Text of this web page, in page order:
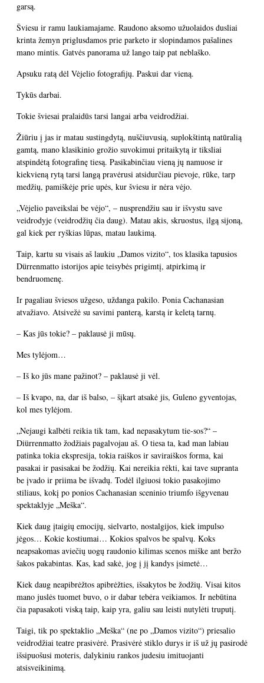
garsą.
Šviesu ir ramu laukiamajame. Raudono aksomo užuolaidos dusliai
krinta žemyn priglusdamos prie parketo ir slopindamos pašalines
mano mintis. Gatvės panorama už lango taip pat neblaško.
Apsuku ratą dėl Vėjelio fotografijų. Paskui dar vieną.
Tykūs darbai.
Tokie šviesai pralaidūs tarsi langai arba veidrodžiai.
Žiūriu į jas ir matau sustingdytą, nuščiuvusią, suplokštintą natūralią
gamtą, mano klasikinio grožio suvokimui pritaikytą ir tiksliai
atspindėtą fotografinę tiesą. Pasikabinčiau vieną jų namuose ir
kiekvieną rytą tarsi langą pravėrusi atsidurčiau pievoje, rūke, tarp
medžių, pamiškėje prie upės, kur šviesu ir nėra vėjo.
„Vėjelio paveikslai be vėjo“, – nusprendžiu sau ir išvystu save
veidrodyje (veidrodžių čia daug). Matau akis, skruostus, ilgą sijoną,
gal kiek per ryškias lūpas, matau laukimą.
Taip, kartu su visais aš laukiu „Damos vizito“, tos klasika tapusios
Dürrenmatto istorijos apie teisybės prigimtį, atpirkimą ir
bendruomenę.
Ir pagaliau šviesos užgeso, uždanga pakilo. Ponia Cachanasian
atvažiavo. Atsivežė su savimi panterą, karstą ir keletą tarnų.
– Kas jūs tokie? – paklausė ji mūsų.
Mes tylėjom…
– Iš ko jūs mane pažinot? – paklausė ji vėl.
– Iš kvapo, na, dar iš balso, – šįkart atsakė jis, Guleno gyventojas,
kol mes tylėjom.
„Nejaugi kalbėti reikia tik tam, kad nepasakytum tie-sos?“ –
Diürrenmatto žodžiais pagalvojau aš. O tiesa ta, kad man labiau
patinka tokia ekspresija, tokia raiškos ir saviraiškos forma, kai
pasakai ir pasisakai be žodžių. Kai nereikia rėkti, kai tave supranta
be įvado ir priima be išvadų. Todėl ilgiuosi tokio pasakojimo
stiliaus, kokį po ponios Cachanasian sceninio triumfo išgyvenau
spektaklyje „Meška“.
Kiek daug įtaigių emocijų, sielvarto, nostalgijos, kiek impulso
jėgos… Kokie kostiumai… Kokios spalvos be spalvų. Koks
neapsakomas aviečių uogų raudonio kilimas scenos miške ant beržo
šakos pakabintas. Kas, kad sakė, jog į jį kandys įsimetė…
Kiek daug neapibrėžtos apibrėžties, išsakytos be žodžių. Visai kitos
mano juslės tuomet buvo, o ir dabar tebėra veikiamos. Ir nebūtina
čia papasakoti viską taip, kaip yra, galiu sau leisti nutylėti truputį.
Taigi, tik po spektaklio „Meška“ (ne po „Damos vizito“) priesalio
veidrodžiai teatre prasivėrė. Prasivėrė stiklo durys ir iš už jų pasirodė
išsipuošusi moteris, dalykiniu rankos judesiu imituojanti
atsisveikinimą.